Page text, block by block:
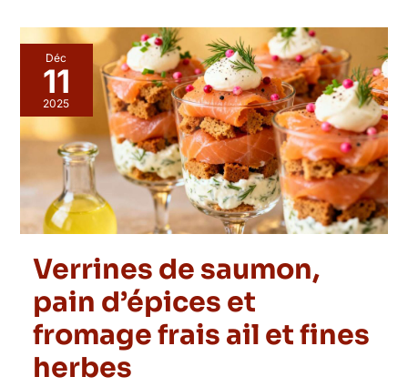
Déc
11
2025
Verrines de saumon,
pain d’épices et
fromage frais ail et fines
herbes